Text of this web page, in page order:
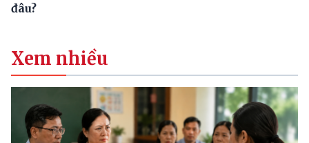
đâu?
Xem nhiều